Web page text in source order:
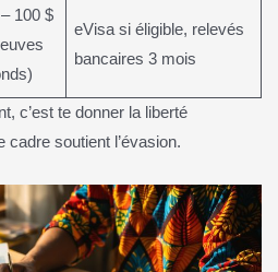
100 $
eVisa si éligible, relevés
bancaires 3 mois
c’est te donner la liberté
cadre soutient l’évasion.